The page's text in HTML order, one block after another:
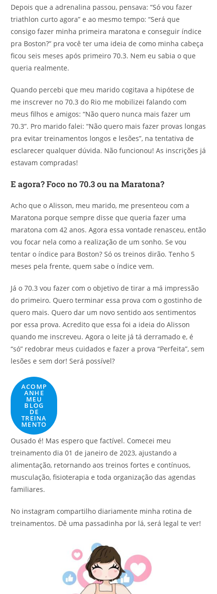
Depois que a adrenalina passou, pensava: “Só vou fazer
triathlon curto agora” e ao mesmo tempo: “Será que
consigo fazer minha primeira maratona e conseguir índice
pra Boston?” pra você ter uma ideia de como minha cabeça
ficou seis meses após primeiro 70.3. Nem eu sabia o que
queria realmente.
Quando percebi que meu marido cogitava a hipótese de
me inscrever no 70.3 do Rio me mobilizei falando com
meus filhos e amigos: “Não quero nunca mais fazer um
70.3”. Pro marido falei: “Não quero mais fazer provas longas
pra evitar treinamentos longos e lesões”, na tentativa de
esclarecer qualquer dúvida. Não funcionou! As inscrições já
estavam compradas!
E agora? Foco no 70.3 ou na Maratona?
Acho que o Alisson, meu marido, me presenteou com a
Maratona porque sempre disse que queria fazer uma
maratona com 42 anos. Agora essa vontade renasceu, então
vou focar nela como a realização de um sonho. Se vou
tentar o índice para Boston? Só os treinos dirão. Tenho 5
meses pela frente, quem sabe o índice vem.
Já o 70.3 vou fazer com o objetivo de tirar a má impressão
do primeiro. Quero terminar essa prova com o gostinho de
quero mais. Quero dar um novo sentido aos sentimentos
por essa prova. Acredito que essa foi a ideia do Alisson
quando me inscreveu. Agora o leite já tá derramado e, é
“só” redobrar meus cuidados e fazer a prova “Perfeita”, sem
lesões e sem dor! Será possível?
ACOMP
ANHE
MEU
BLOG
DE
TREINA
MENTO
Ousado é! Mas espero que factível. Comecei meu
treinamento dia 01 de janeiro de 2023, ajustando a
alimentação, retornando aos treinos fortes e contínuos,
musculação, fisioterapia e toda organização das agendas
familiares.
No instagram compartilho diariamente minha rotina de
treinamentos. Dê uma passadinha por lá, será legal te ver!